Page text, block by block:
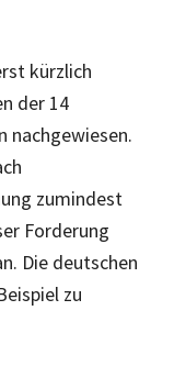
kürzlich
der 14
nachgewiesen.
zumindest
Forderung
Die deutschen
zu